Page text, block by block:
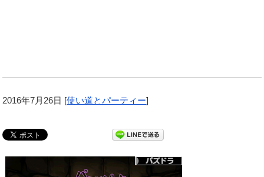
2016年7月26日 [使い道とパーティー]